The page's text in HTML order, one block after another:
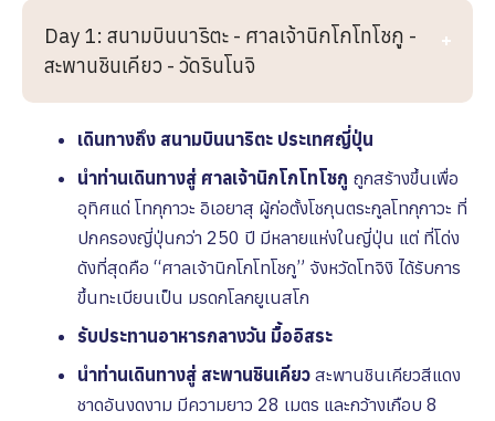
Day 1: สนามบินนาริตะ - ศาลเจ้านิกโกโทโชกู -
สะพานชินเคียว - วัดรินโนจิ
เดินทางถึง สนามบินนาริตะ ประเทศญี่ปุ่น
นำท่านเดินทางสู่ ศาลเจ้านิกโกโทโชกู ถูกสร้างขึ้นเพื่อ
อุทิศแด่ โทกุกาวะ อิเอยาสุ ผู้ก่อตั้งโชกุนตระกูลโทกุกาวะ ที่
ปกครองญี่ปุ่นกว่า 250 ปี มีหลายแห่งในญี่ปุ่น แต่ ที่โด่ง
ดังที่สุดคือ “ศาลเจ้านิกโกโทโชกู” จังหวัดโทจิงิ ได้รับการ
ขึ้นทะเบียนเป็น มรดกโลกยูเนสโก
รับประทานอาหารกลางวัน มื้ออิสระ
นำท่านเดินทางสู่ สะพานชินเคียว สะพานชินเคียวสีแดง
ชาดอันงดงาม มีความยาว 28 เมตร และกว้างเกือบ 8